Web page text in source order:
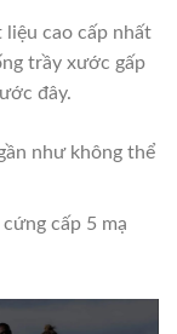
cao cấp nhất
trầy xước gấp
đây.
như không thể
cấp 5 mạ